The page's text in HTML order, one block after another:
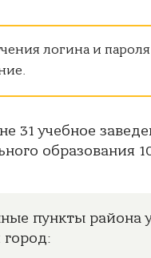
логина и
31 учебное
образования
пункты района
город: